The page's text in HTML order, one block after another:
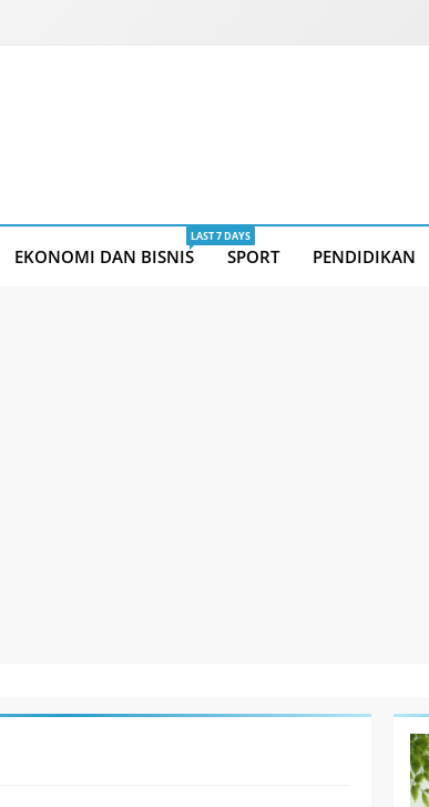
EKONOMI DAN BISNIS
LAST 7 DAYS
SPORT PENDIDIKAN